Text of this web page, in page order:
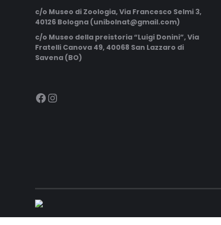
c/o Museo di Zoologia, Via Francesco Selmi 3,
40126 Bologna (unibolnat@gmail.com)
c/o Museo della preistoria “Luigi Donini”, Via
Fratelli Canova 49, 40068 San Lazzaro di
Savena (BO)
https://m.facebook.com/profile.php?id=100093581695915 Instagram